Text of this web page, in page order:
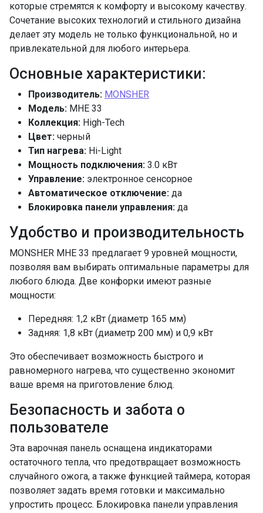
которые стремятся к комфорту и высокому качеству.
Сочетание высоких технологий и стильного дизайна
делает эту модель не только функциональной, но и
привлекательной для любого интерьера.
Основные характеристики:
Производитель: MONSHER
Модель: MHE 33
Коллекция: High-Tech
Цвет: черный
Тип нагрева: Hi-Light
Мощность подключения: 3.0 кВт
Управление: электронное сенсорное
Автоматическое отключение: да
Блокировка панели управления: да
Удобство и производительность
MONSHER MHE 33 предлагает 9 уровней мощности,
позволяя вам выбирать оптимальные параметры для
любого блюда. Две конфорки имеют разные
мощности:
Передняя: 1,2 кВт (диаметр 165 мм)
Задняя: 1,8 кВт (диаметр 200 мм) и 0,9 кВт
Это обеспечивает возможность быстрого и
равномерного нагрева, что существенно экономит
ваше время на приготовление блюд.
Безопасность и забота о
пользователе
Эта варочная панель оснащена индикаторами
остаточного тепла, что предотвращает возможность
случайного ожога, а также функцией таймера, которая
позволяет задать время готовки и максимально
упростить процесс. Блокировка панели управления